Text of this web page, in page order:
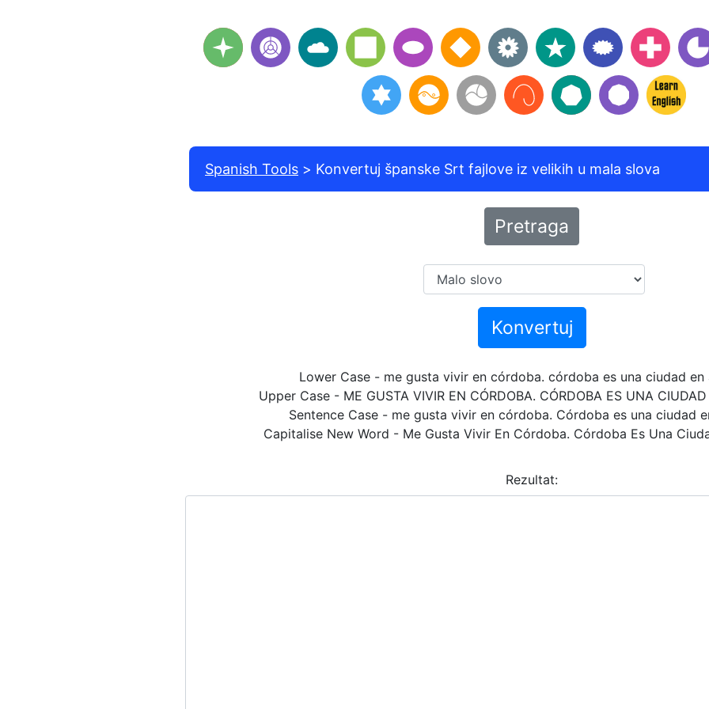
Spanish Tools Konvertuj španske Srt fajlove iz velikih u mala slova
Pretraga
Konvertuj
Lower Case - me gusta vivir en córdoba. córdoba es una ciudad en
Upper Case - ME GUSTA VIVIR EN CÓRDOBA. CÓRDOBA ES UNA
Sentence Case - me gusta vivir en córdoba. Córdoba es una ciudad
Capitalise New Word - Me Gusta Vivir En Córdoba. Córdoba Es Una
Rezultat: